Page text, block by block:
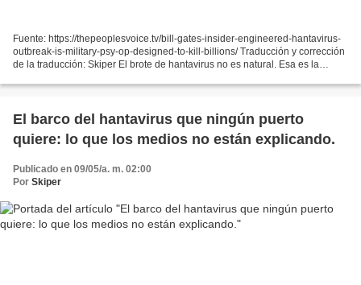
Fuente: https://thepeoplesvoice.tv/bill-gates-insider-engineered-hantavirus-
outbreak-is-military-psy-op-designed-to-kill-billions/ Traducción y corrección
de la traducción: Skiper El brote de hantavirus no es natural. Esa es la
El barco del hantavirus que ningún puerto
quiere: lo que los medios no están explicando.
Publicado en 09/05/a. m. 02:00
Por Skiper